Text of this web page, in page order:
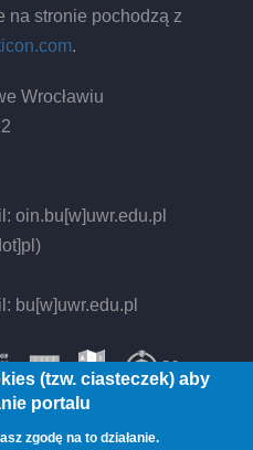
na stronie pochodzą z
.
Wrocławiu
oin.bu[w]uwr.edu.pl
bu[w]uwr.edu.pl
(tzw. ciasteczek) aby
portalu
zgodę na to działanie.